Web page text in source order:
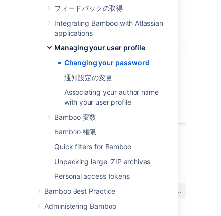
フィードバックの取得
Integrating Bamboo with Atlassian
applications
Managing your user profile
Changing your password
通知設定の変更
Associating your author name
with your user profile
Bamboo 変数
Bamboo 権限
Quick filters for Bamboo
Unpacking large .ZIP archives
Personal access tokens
Bamboo Best Practice
Administering Bamboo
Select Change password
フォームに入力します。
関連ページ
Associating your author name with
your user profile
通知設定の変更
か?
いいえ